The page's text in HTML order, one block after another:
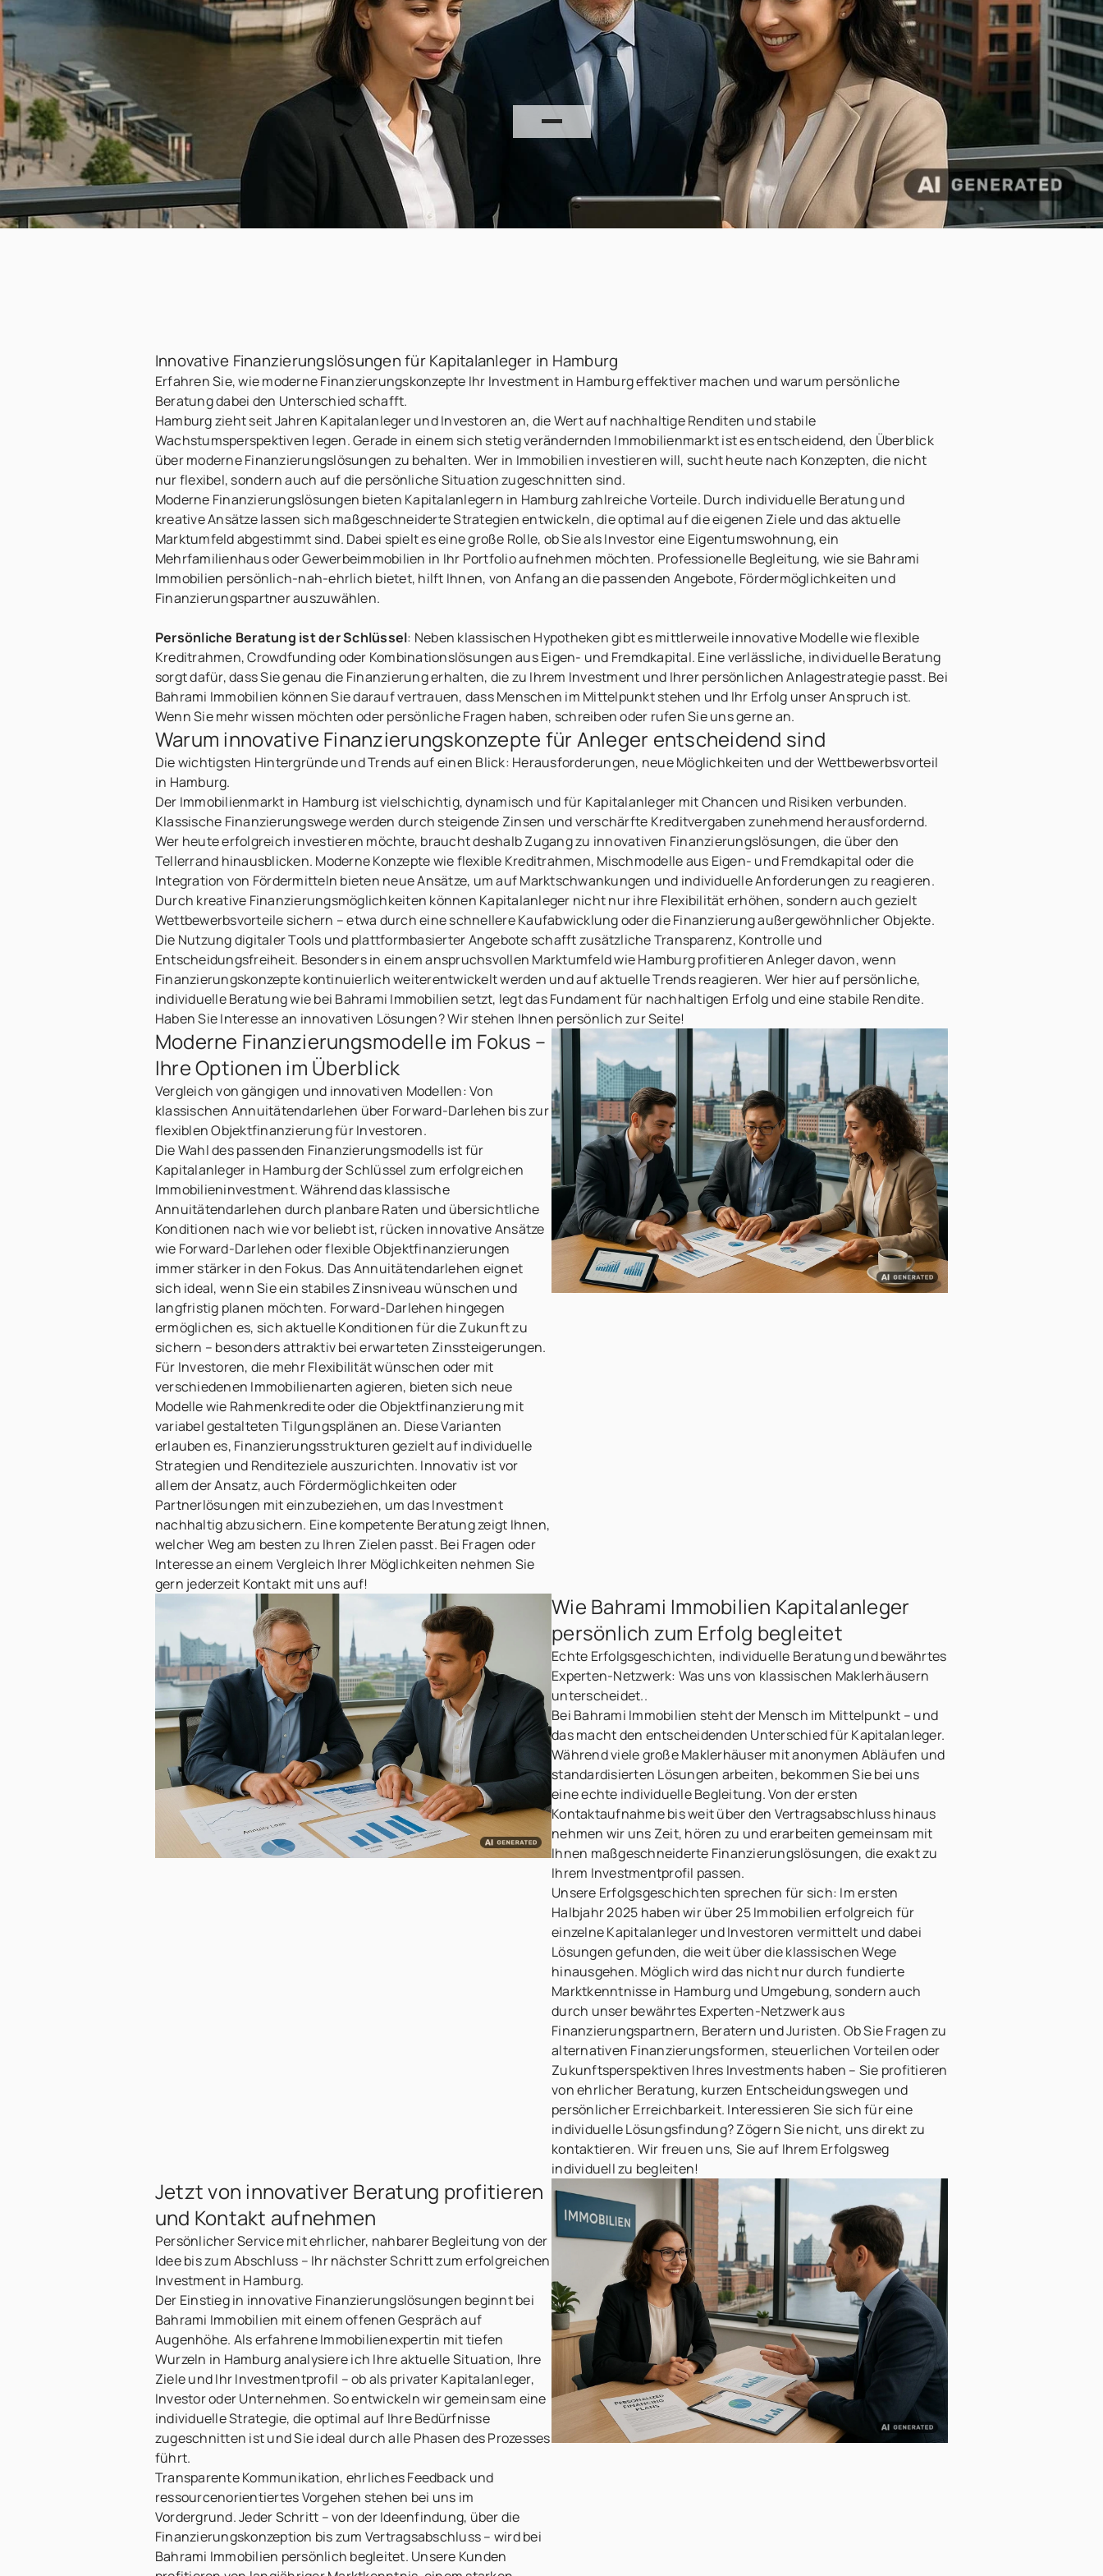
Innovative Finanzierungslösungen für Kapitalanleger in Hamburg
Erfahren Sie, wie moderne Finanzierungskonzepte Ihr Investment in Hamburg effektiver machen und warum persönliche
Beratung dabei den Unterschied schafft.
Hamburg zieht seit Jahren Kapitalanleger und Investoren an, die Wert auf nachhaltige Renditen und stabile
Wachstumsperspektiven legen. Gerade in einem sich stetig verändernden Immobilienmarkt ist es entscheidend, den Überblick
über moderne Finanzierungslösungen zu behalten. Wer in Immobilien investieren will, sucht heute nach Konzepten, die nicht
nur flexibel, sondern auch auf die persönliche Situation zugeschnitten sind.
Moderne Finanzierungslösungen bieten Kapitalanlegern in Hamburg zahlreiche Vorteile. Durch individuelle Beratung und
kreative Ansätze lassen sich maßgeschneiderte Strategien entwickeln, die optimal auf die eigenen Ziele und das aktuelle
Marktumfeld abgestimmt sind. Dabei spielt es eine große Rolle, ob Sie als Investor eine Eigentumswohnung, ein
Mehrfamilienhaus oder Gewerbeimmobilien in Ihr Portfolio aufnehmen möchten. Professionelle Begleitung, wie sie Bahrami
Immobilien persönlich-nah-ehrlich bietet, hilft Ihnen, von Anfang an die passenden Angebote, Fördermöglichkeiten und
Finanzierungspartner auszuwählen.
Persönliche Beratung ist der Schlüssel: Neben klassischen Hypotheken gibt es mittlerweile innovative Modelle wie flexible
Kreditrahmen, Crowdfunding oder Kombinationslösungen aus Eigen- und Fremdkapital. Eine verlässliche, individuelle Beratung
sorgt dafür, dass Sie genau die Finanzierung erhalten, die zu Ihrem Investment und Ihrer persönlichen Anlagestrategie passt. Bei
Bahrami Immobilien können Sie darauf vertrauen, dass Menschen im Mittelpunkt stehen und Ihr Erfolg unser Anspruch ist.
Wenn Sie mehr wissen möchten oder persönliche Fragen haben, schreiben oder rufen Sie uns gerne an.
Warum innovative Finanzierungskonzepte für Anleger entscheidend sind
Die wichtigsten Hintergründe und Trends auf einen Blick: Herausforderungen, neue Möglichkeiten und der Wettbewerbsvorteil
in Hamburg.
Der Immobilienmarkt in Hamburg ist vielschichtig, dynamisch und für Kapitalanleger mit Chancen und Risiken verbunden.
Klassische Finanzierungswege werden durch steigende Zinsen und verschärfte Kreditvergaben zunehmend herausfordernd.
Wer heute erfolgreich investieren möchte, braucht deshalb Zugang zu innovativen Finanzierungslösungen, die über den
Tellerrand hinausblicken. Moderne Konzepte wie flexible Kreditrahmen, Mischmodelle aus Eigen- und Fremdkapital oder die
Integration von Fördermitteln bieten neue Ansätze, um auf Marktschwankungen und individuelle Anforderungen zu reagieren.
Durch kreative Finanzierungsmöglichkeiten können Kapitalanleger nicht nur ihre Flexibilität erhöhen, sondern auch gezielt
Wettbewerbsvorteile sichern – etwa durch eine schnellere Kaufabwicklung oder die Finanzierung außergewöhnlicher Objekte.
Die Nutzung digitaler Tools und plattformbasierter Angebote schafft zusätzliche Transparenz, Kontrolle und
Entscheidungsfreiheit. Besonders in einem anspruchsvollen Marktumfeld wie Hamburg profitieren Anleger davon, wenn
Finanzierungskonzepte kontinuierlich weiterentwickelt werden und auf aktuelle Trends reagieren. Wer hier auf persönliche,
individuelle Beratung wie bei Bahrami Immobilien setzt, legt das Fundament für nachhaltigen Erfolg und eine stabile Rendite.
Haben Sie Interesse an innovativen Lösungen? Wir stehen Ihnen persönlich zur Seite!
Moderne Finanzierungsmodelle im Fokus –
Ihre Optionen im Überblick
Vergleich von gängigen und innovativen Modellen: Von
klassischen Annuitätendarlehen über Forward-Darlehen bis zur
flexiblen Objektfinanzierung für Investoren.
Die Wahl des passenden Finanzierungsmodells ist für
Kapitalanleger in Hamburg der Schlüssel zum erfolgreichen
Immobilieninvestment. Während das klassische
Annuitätendarlehen durch planbare Raten und übersichtliche
Konditionen nach wie vor beliebt ist, rücken innovative Ansätze
wie Forward-Darlehen oder flexible Objektfinanzierungen
immer stärker in den Fokus. Das Annuitätendarlehen eignet
sich ideal, wenn Sie ein stabiles Zinsniveau wünschen und
langfristig planen möchten. Forward-Darlehen hingegen
ermöglichen es, sich aktuelle Konditionen für die Zukunft zu
sichern – besonders attraktiv bei erwarteten Zinssteigerungen.
Für Investoren, die mehr Flexibilität wünschen oder mit
verschiedenen Immobilienarten agieren, bieten sich neue
Modelle wie Rahmenkredite oder die Objektfinanzierung mit
variabel gestalteten Tilgungsplänen an. Diese Varianten
erlauben es, Finanzierungsstrukturen gezielt auf individuelle
Strategien und Renditeziele auszurichten. Innovativ ist vor
allem der Ansatz, auch Fördermöglichkeiten oder
Partnerlösungen mit einzubeziehen, um das Investment
nachhaltig abzusichern. Eine kompetente Beratung zeigt Ihnen,
welcher Weg am besten zu Ihren Zielen passt. Bei Fragen oder
Interesse an einem Vergleich Ihrer Möglichkeiten nehmen Sie
gern jederzeit Kontakt mit uns auf!
Wie Bahrami Immobilien Kapitalanleger
persönlich zum Erfolg begleitet
Echte Erfolgsgeschichten, individuelle Beratung und bewährtes
Experten-Netzwerk: Was uns von klassischen Maklerhäusern
unterscheidet..
Bei Bahrami Immobilien steht der Mensch im Mittelpunkt – und
das macht den entscheidenden Unterschied für Kapitalanleger.
Während viele große Maklerhäuser mit anonymen Abläufen und
standardisierten Lösungen arbeiten, bekommen Sie bei uns
eine echte individuelle Begleitung. Von der ersten
Kontaktaufnahme bis weit über den Vertragsabschluss hinaus
nehmen wir uns Zeit, hören zu und erarbeiten gemeinsam mit
Ihnen maßgeschneiderte Finanzierungslösungen, die exakt zu
Ihrem Investmentprofil passen.
Unsere Erfolgsgeschichten sprechen für sich: Im ersten
Halbjahr 2025 haben wir über 25 Immobilien erfolgreich für
einzelne Kapitalanleger und Investoren vermittelt und dabei
Lösungen gefunden, die weit über die klassischen Wege
hinausgehen. Möglich wird das nicht nur durch fundierte
Marktkenntnisse in Hamburg und Umgebung, sondern auch
durch unser bewährtes Experten-Netzwerk aus
Finanzierungspartnern, Beratern und Juristen. Ob Sie Fragen zu
alternativen Finanzierungsformen, steuerlichen Vorteilen oder
Zukunftsperspektiven Ihres Investments haben – Sie profitieren
von ehrlicher Beratung, kurzen Entscheidungswegen und
persönlicher Erreichbarkeit. Interessieren Sie sich für eine
individuelle Lösungsfindung? Zögern Sie nicht, uns direkt zu
kontaktieren. Wir freuen uns, Sie auf Ihrem Erfolgsweg
individuell zu begleiten!
Jetzt von innovativer Beratung profitieren
und Kontakt aufnehmen
Persönlicher Service mit ehrlicher, nahbarer Begleitung von der
Idee bis zum Abschluss – Ihr nächster Schritt zum erfolgreichen
Investment in Hamburg.
Der Einstieg in innovative Finanzierungslösungen beginnt bei
Bahrami Immobilien mit einem offenen Gespräch auf
Augenhöhe. Als erfahrene Immobilienexpertin mit tiefen
Wurzeln in Hamburg analysiere ich Ihre aktuelle Situation, Ihre
Ziele und Ihr Investmentprofil – ob als privater Kapitalanleger,
Investor oder Unternehmen. So entwickeln wir gemeinsam eine
individuelle Strategie, die optimal auf Ihre Bedürfnisse
zugeschnitten ist und Sie ideal durch alle Phasen des Prozesses
führt.
Transparente Kommunikation, ehrliches Feedback und
ressourcenorientiertes Vorgehen stehen bei uns im
Vordergrund. Jeder Schritt – von der Ideenfindung, über die
Finanzierungskonzeption bis zum Vertragsabschluss – wird bei
Bahrami Immobilien persönlich begleitet. Unsere Kunden